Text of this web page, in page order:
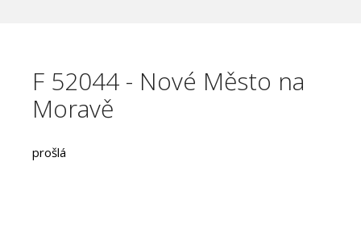
F 52044 - Nové Město na
Moravě
prošlá